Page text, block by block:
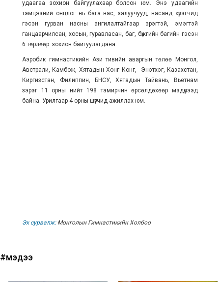
удаагаа зохион байгуулахаар болсон юм. Энэ удаагийн
тэмцээний онцлог нь бага нас, залуучууд, насанд хүрэгчид
гэсэн гурван насны ангилалтайгаар эрэгтэй, эмэгтэй
ганцаарчилсан, хосын, гуравласан, баг, бүжгийн багийн гэсэн
6 төрлөөр зохион байгуулагдана.
Аэробик гимнастикийн Ази тивийн аваргын төлөө Монгол,
Австрали, Камбож, Хятадын Хонг Конг, Энэтхэг, Казахстан,
Киргизстан, Филиппин, БНСУ, Хятадын Тайвань, Вьетнам
зэрэг 11 орны нийт 198 тамирчин өрсөлдөхөөр мэдүүлээд
байна. Урилгаар 4 орны шүүгчид ажиллах юм.
Эх сурвалж: Монголын Гимнастикийн Холбоо
#мэдээ